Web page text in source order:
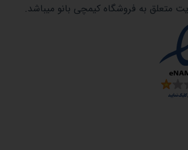
متعلق به فروشگاه کیمچی بانو میباشد.